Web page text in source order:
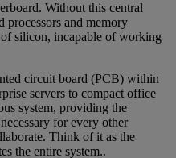
Without this central
processors and memory
silicon, incapable of working
circuit board (PCB) within
servers to compact office
system, providing the
for every other
Think of it as the
the entire system..